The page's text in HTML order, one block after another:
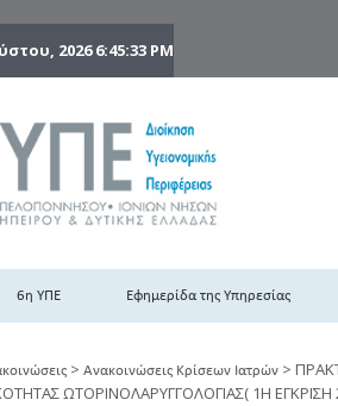
20266:45:33 PM
6η
6η ΥΠΕ Εφημερίδα της Υπηρεσίας
> Ανακοινώσεις Κρίσεων Ιατρών >
ΩΤΟΡΙΝΟΛΑΡΥΓΓΟΛΟΓΙΑΣ( 1Η ΕΓΚΡΙΣΗ